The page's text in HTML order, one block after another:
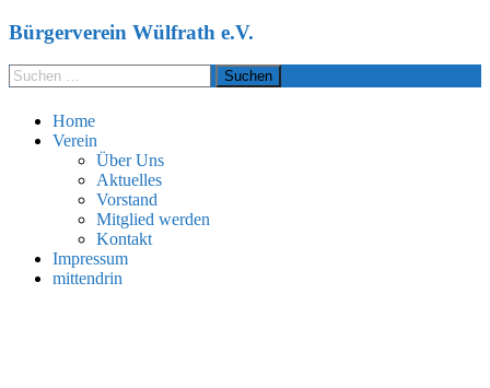
Bürgerverein Wülfrath e.V.
Home
Verein
Über Uns
Aktuelles
Vorstand
Mitglied werden
Kontakt
Impressum
mittendrin